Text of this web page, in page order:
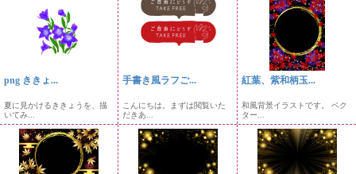
png ききょ...
夏に見かけるききょうを、描
いてみ...
手書き風ラフご...
こんにちは。まずは閲覧いた
だきあ...
紅葉、紫和柄玉...
和風背景イラストです。 ベク
ター...